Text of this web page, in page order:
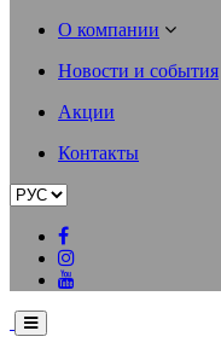
О компании
Новости и события
Акции
Контакты